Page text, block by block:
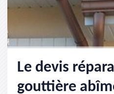
Le devis
gouttière